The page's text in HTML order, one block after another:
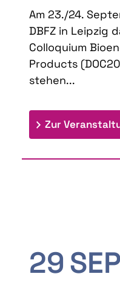
Am 23./24.
DBFZ in Leipzig
Colloquium
Products
stehen...
Zur
29